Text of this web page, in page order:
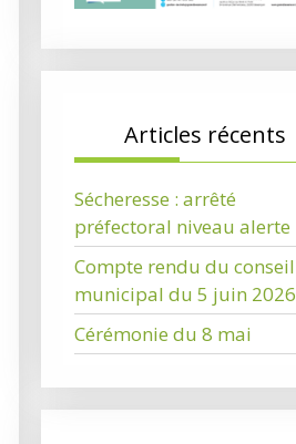
Articles récents
Sécheresse : arrêté
préfectoral niveau alerte
Compte rendu du conseil
municipal du 5 juin 2026
Cérémonie du 8 mai